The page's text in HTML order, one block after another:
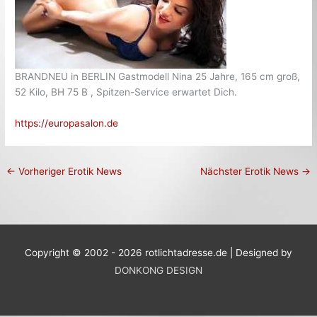
BRANDNEU in BERLIN Gastmodell Nina 25 Jahre, 165 cm groß,
52 Kilo, BH 75 B , Spitzen-Service erwartet Dich.
https://europasalon.de
← Vorheriger Erotik News Nächster Erotik News →
Copyright © 2002 - 2026 rotlichtadresse.de | Designed by
DONKONG DESIGN